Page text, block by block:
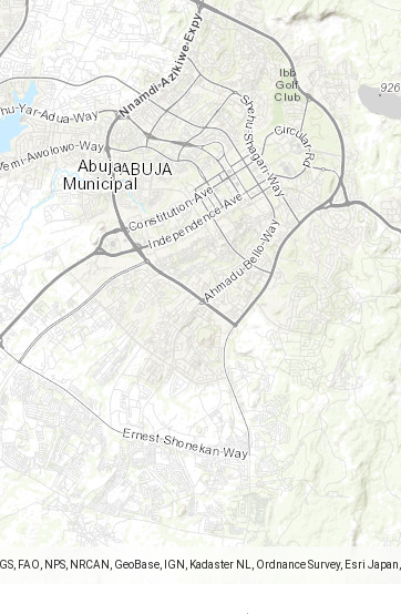
FAO, NPS, NRCAN, GeoBase, IGN, Kadaster NL, Ordnance Survey, Esri